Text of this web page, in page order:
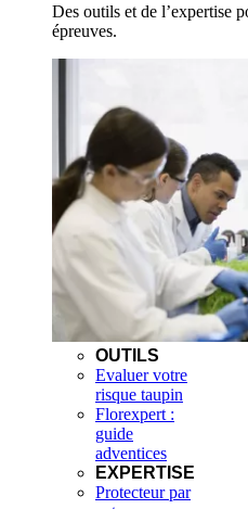
Des outils et de l’expertise
épreuves.
OUTILS
Evaluer votre
risque taupin
Florexpert :
guide
adventices
EXPERTISE
Protecteur par